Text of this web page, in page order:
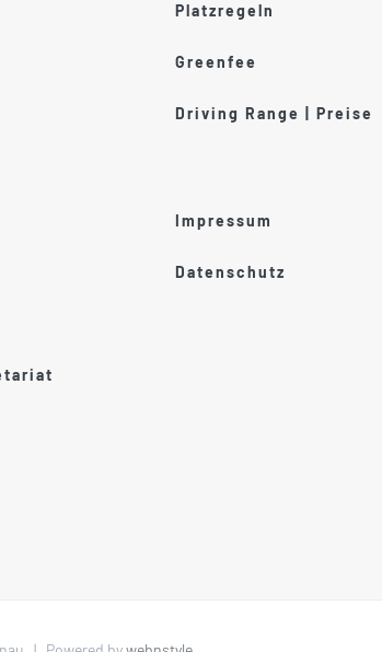
Platzregeln
Greenfee
Driving Range | Preise
Impressum
Datenschutz